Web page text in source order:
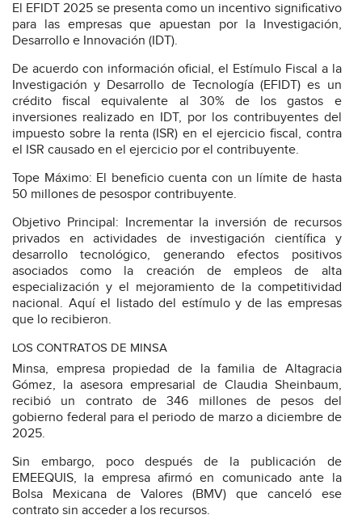
El EFIDT 2025 se presenta como un incentivo significativo
para las empresas que apuestan por la Investigación,
Desarrollo e Innovación (IDT).
De acuerdo con información oficial, el Estímulo Fiscal a la
Investigación y Desarrollo de Tecnología (EFIDT) es un
crédito fiscal equivalente al 30% de los gastos e
inversiones realizado en IDT, por los contribuyentes del
impuesto sobre la renta (ISR) en el ejercicio fiscal, contra
el ISR causado en el ejercicio por el contribuyente.
Tope Máximo: El beneficio cuenta con un límite de hasta
50 millones de pesospor contribuyente.
Objetivo Principal: Incrementar la inversión de recursos
privados en actividades de investigación científica y
desarrollo tecnológico, generando efectos positivos
asociados como la creación de empleos de alta
especialización y el mejoramiento de la competitividad
nacional. Aquí el listado del estímulo y de las empresas
que lo recibieron.
LOS CONTRATOS DE MINSA
Minsa, empresa propiedad de la familia de Altagracia
Gómez, la asesora empresarial de Claudia Sheinbaum,
recibió un contrato de 346 millones de pesos del
gobierno federal para el periodo de marzo a diciembre de
2025.
Sin embargo, poco después de la publicación de
EMEEQUIS, la empresa afirmó en comunicado ante la
Bolsa Mexicana de Valores (BMV) que canceló ese
contrato sin acceder a los recursos.